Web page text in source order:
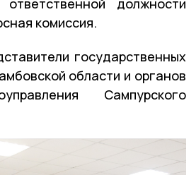
должности
комиссия.
государственных
области и органов
Сампурского